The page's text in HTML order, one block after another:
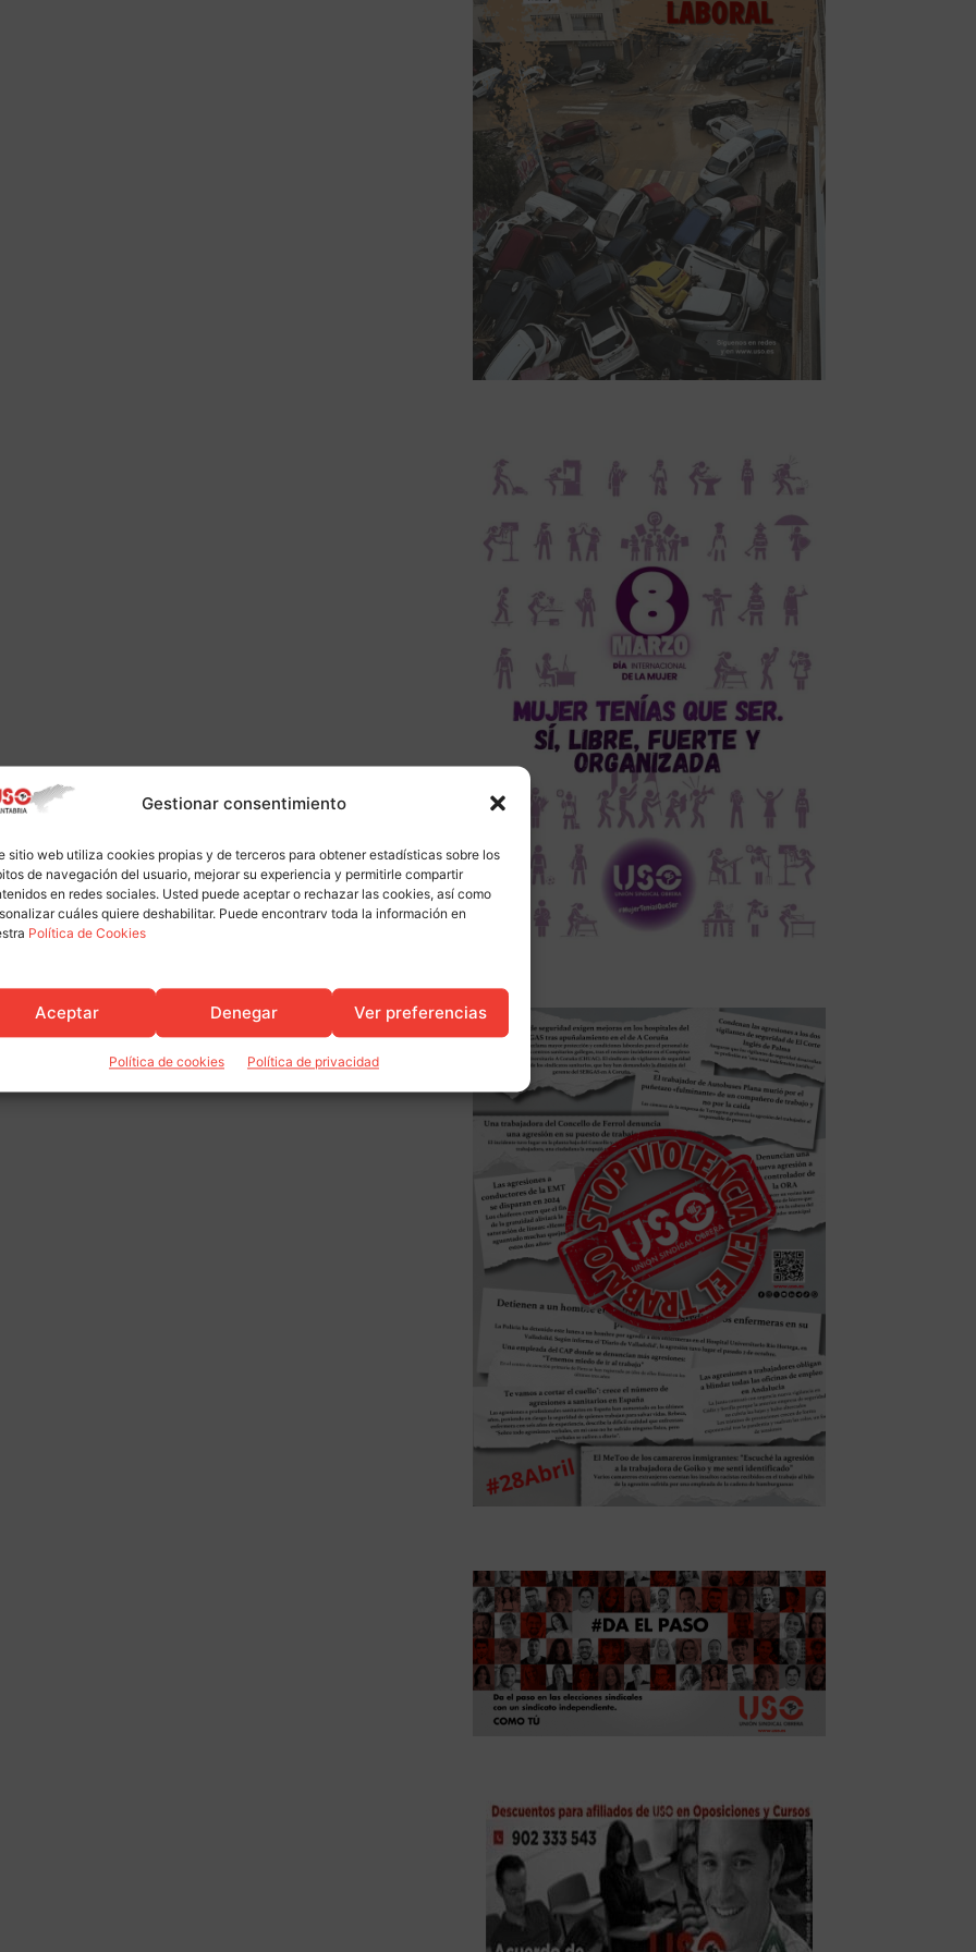
Gestionar consentimiento
sitio web utiliza cookies propias y de terceros para obtener estadísticas sobre los
de navegación del usuario, mejorar su experiencia y permitirle compartir
en redes sociales. Usted puede aceptar o rechazar las cookies, así como
cuáles quiere deshabilitar. Puede encontrarv toda la información en
Política de Cookies
Aceptar Denegar Ver preferencias
Política de cookies Política de privacidad